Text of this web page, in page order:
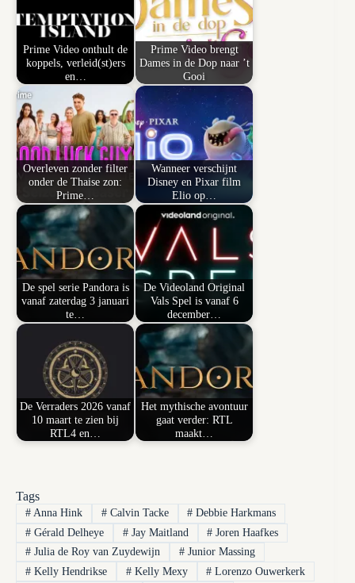
Prime Video onthult de
koppels, verleid(st)ers
en…
Prime Video brengt
Dames in de Dop naar ’t
Gooi
Overleven zonder filter
onder de Thaise zon:
Prime…
Wanneer verschijnt
Disney en Pixar film
Elio op…
De spel serie Pandora is
vanaf zaterdag 3 januari
te…
De Videoland Original
Vals Spel is vanaf 6
december…
De Verraders 2026 vanaf
10 maart te zien bij
RTL4 en…
Het mythische avontuur
gaat verder: RTL
maakt…
Tags
#Anna Hink #Calvin Tacke # Debbie Harkmans
#Gérald Delheye #Jay Maitland # Joren Haafkes
#Julia de Roy van Zuydewijn #Junior Massing
#Kelly Hendrikse #Kelly Mexy # Lorenzo Ouwerkerk